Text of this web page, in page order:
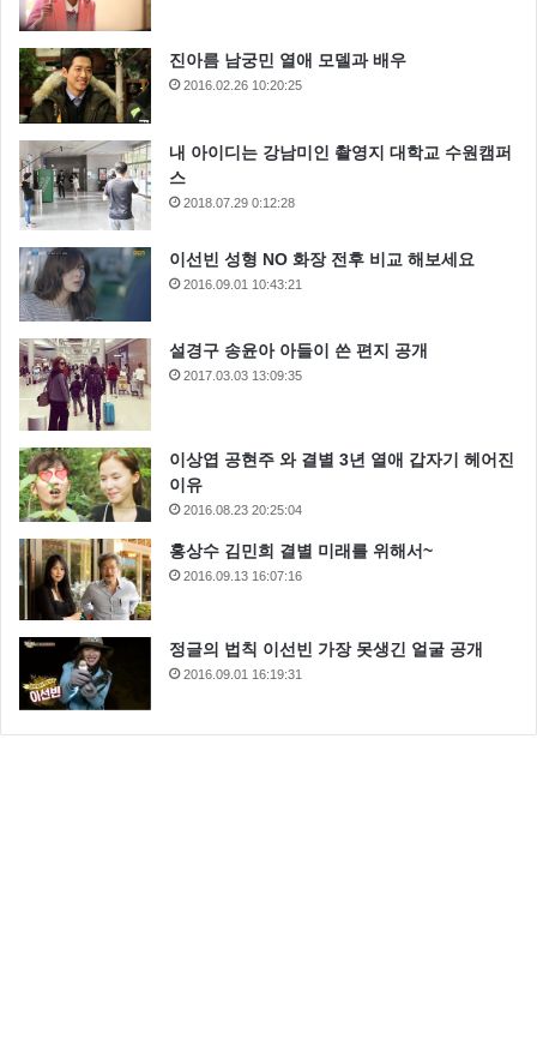
진아름 남궁민 열애 모델과 배우
2016.02.26 10:20:25
내 아이디는 강남미인 촬영지 대학교 수원캠퍼
스
2018.07.29 0:12:28
이선빈 성형 NO 화장 전후 비교 해보세요
2016.09.01 10:43:21
설경구 송윤아 아들이 쓴 편지 공개
2017.03.03 13:09:35
이상엽 공현주 와 결별 3년 열애 갑자기 헤어진
이유
2016.08.23 20:25:04
홍상수 김민희 결별 미래를 위해서~
2016.09.13 16:07:16
정글의 법칙 이선빈 가장 못생긴 얼굴 공개
2016.09.01 16:19:31